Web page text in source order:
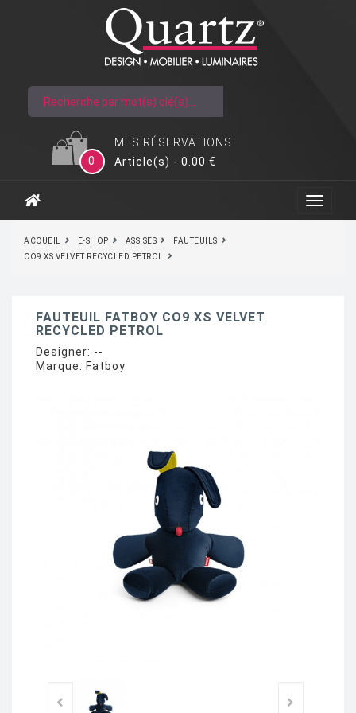
MES RÉSERVATIONS
0
Article(s) - 0.00 €
ACCUEIL E-SHOP ASSISES
FAUTEUILS
CO9 XS VELVET RECYCLED PETROL
FAUTEUIL FATBOY CO9 XS VELVET
RECYCLED PETROL
Designer: --
Marque: Fatboy